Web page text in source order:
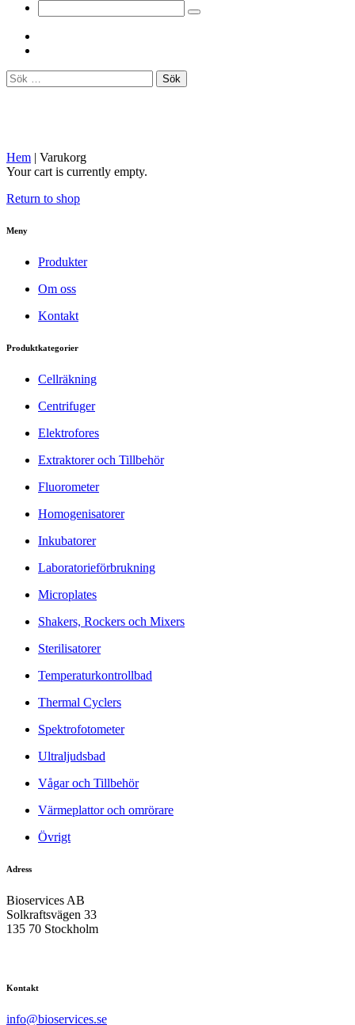
Sök
efter:
Hem | Varukorg
Your cart is currently empty.
Return to shop
Meny
Produkter
Om oss
Kontakt
Produktkategorier
Cellräkning
Centrifuger
Elektrofores
Extraktorer och Tillbehör
Fluorometer
Homogenisatorer
Inkubatorer
Laboratorieförbrukning
Microplates
Shakers, Rockers och Mixers
Sterilisatorer
Temperaturkontrollbad
Thermal Cyclers
Spektrofotometer
Ultraljudsbad
Vågar och Tillbehör
Värmeplattor och omrörare
Övrigt
Adress
Bioservices AB
Solkraftsvägen 33
135 70 Stockholm
Kontakt
info@bioservices.se